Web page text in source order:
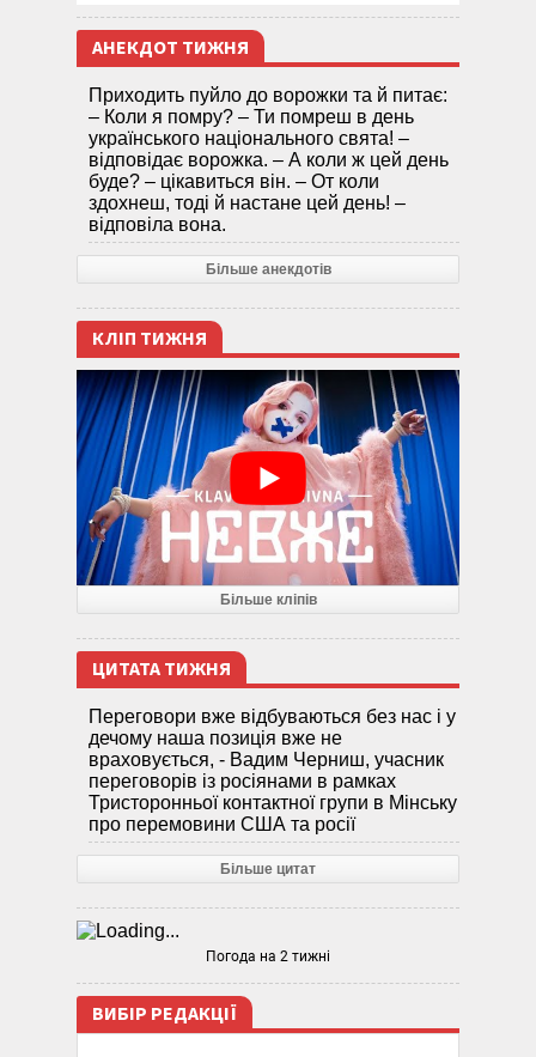
АНЕКДОТ ТИЖНЯ
Приходить пуйло до ворожки та й питає:
– Коли я помру? – Ти помреш в день
українського національного свята! –
відповідає ворожка. – А коли ж цей день
буде? – цікавиться він. – От коли
здохнеш, тоді й настане цей день! –
відповіла вона.
Більше анекдотів
КЛІП ТИЖНЯ
Більше кліпів
ЦИТАТА ТИЖНЯ
Переговори вже відбуваються без нас і у
дечому наша позиція вже не
враховується, - Вадим Черниш, учасник
переговорів із росіянами в рамках
Тристоронньої контактної групи в Мінську
про перемовини США та росії
Більше цитат
Погода на 2 тижні
ВИБІР РЕДАКЦІЇ